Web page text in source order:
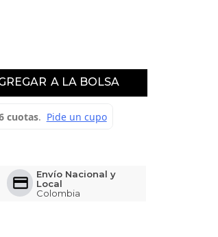
Envío Nacional y
Local
Colombia